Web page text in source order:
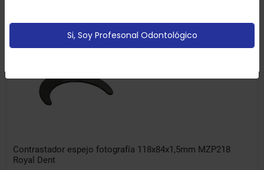
Contrastador espejo fotografía 118x84x1,5mm MZP218
Royal Dent
páginas vistitadas).Política de cookies
Si, Soy Profesonal Odontológico